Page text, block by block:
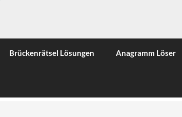
Brückenrätsel Lösungen Anagramm Löser